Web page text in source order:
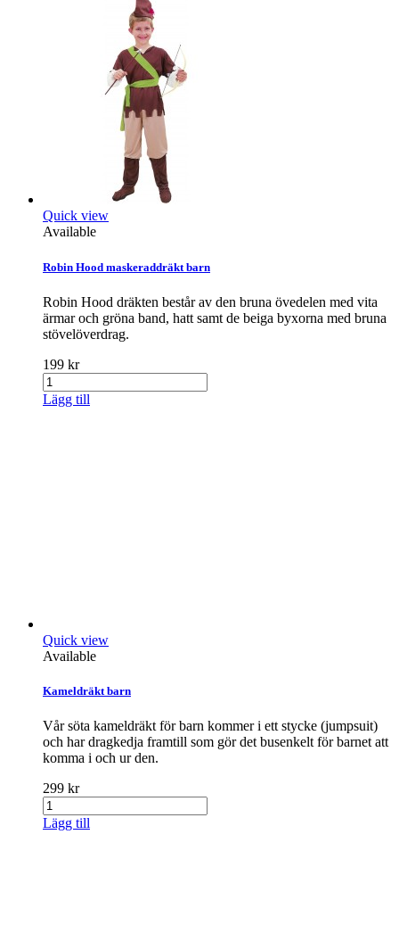
Quick view
Available
Robin Hood maskeraddräkt barn
Robin Hood dräkten består av den bruna övedelen med vita
ärmar och gröna band, hatt samt de beiga byxorna med bruna
stövelöverdrag.
199 kr
Lägg till
Quick view
Available
Kameldräkt barn
Vår söta kameldräkt för barn kommer i ett stycke (jumpsuit)
och har dragkedja framtill som gör det busenkelt för barnet att
komma i och ur den.
299 kr
Lägg till